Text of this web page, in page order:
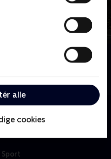
alle
cookies
Sport